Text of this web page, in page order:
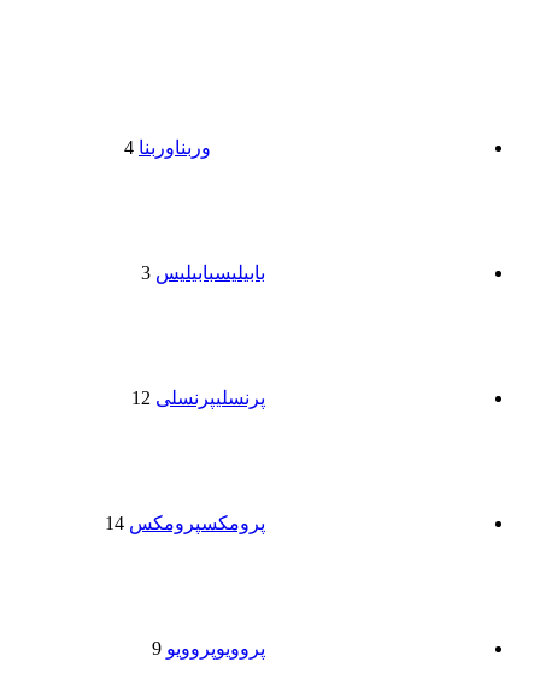
وربناوربنا 4
بابیلیسبابیلیس 3
پرنسلیپرنسلی 12
پرومکسپرومکس 14
پروویوپروویو 9